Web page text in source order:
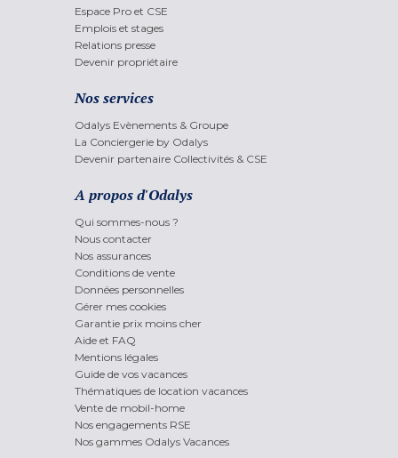
Espace Pro et CSE
Emplois et stages
Relations presse
Devenir propriétaire
Nos services
Odalys Evènements & Groupe
La Conciergerie by Odalys
Devenir partenaire Collectivités & CSE
A propos d'Odalys
Qui sommes-nous ?
Nous contacter
Nos assurances
Conditions de vente
Données personnelles
Gérer mes cookies
Garantie prix moins cher
Aide et FAQ
Mentions légales
Guide de vos vacances
Thématiques de location vacances
Vente de mobil-home
Nos engagements RSE
Nos gammes Odalys Vacances